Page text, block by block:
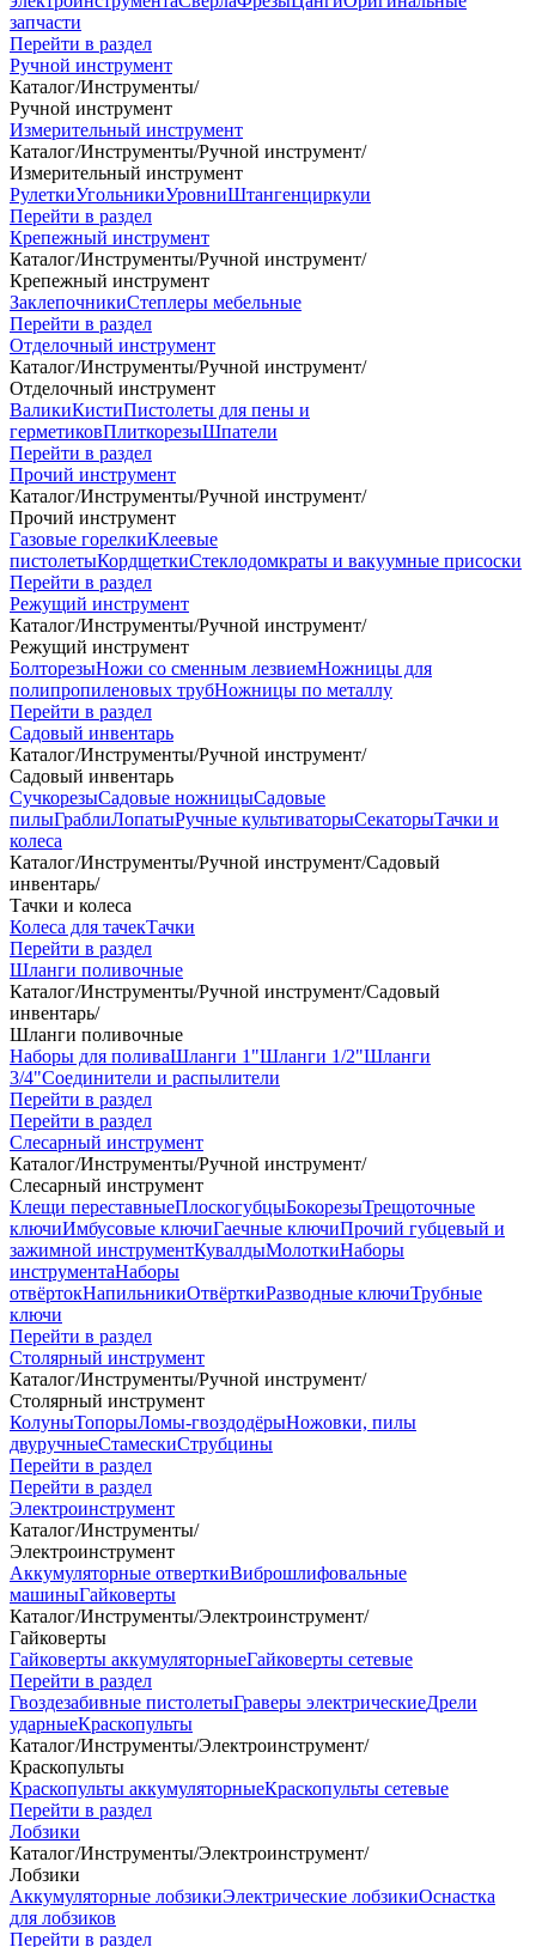
запчасти
Перейти в раздел
Ручной инструмент
Каталог/Инструменты/
Ручной инструмент
Измерительный инструмент
Каталог/Инструменты/Ручной инструмент/
Измерительный инструмент
РулеткиУгольникиУровниШтангенциркули
Перейти в раздел
Крепежный инструмент
Каталог/Инструменты/Ручной инструмент/
Крепежный инструмент
ЗаклепочникиСтеплеры мебельные
Перейти в раздел
Отделочный инструмент
Каталог/Инструменты/Ручной инструмент/
Отделочный инструмент
ВаликиКистиПистолеты для пены и
герметиковПлиткорезыШпатели
Перейти в раздел
Прочий инструмент
Каталог/Инструменты/Ручной инструмент/
Прочий инструмент
Газовые горелкиКлеевые
пистолетыКордщеткиСтеклодомкраты и вакуумные присоски
Перейти в раздел
Режущий инструмент
Каталог/Инструменты/Ручной инструмент/
Режущий инструмент
БолторезыНожи со сменным лезвиемНожницы для
полипропиленовых трубНожницы по металлу
Перейти в раздел
Садовый инвентарь
Каталог/Инструменты/Ручной инструмент/
Садовый инвентарь
СучкорезыСадовые ножницыСадовые
пилыГраблиЛопатыРучные культиваторыСекаторыТачки и
колеса
Каталог/Инструменты/Ручной инструмент/Садовый
инвентарь/
Тачки и колеса
Колеса для тачекТачки
Перейти в раздел
Шланги поливочные
Каталог/Инструменты/Ручной инструмент/Садовый
инвентарь/
Шланги поливочные
Наборы для поливаШланги 1"Шланги 1/2"Шланги
3/4"Соединители и распылители
Перейти в раздел
Перейти в раздел
Слесарный инструмент
Каталог/Инструменты/Ручной инструмент/
Слесарный инструмент
Клещи переставныеПлоскогубцыБокорезыТрещоточные
ключиИмбусовые ключиГаечные ключиПрочий губцевый и
зажимной инструментКувалдыМолоткиНаборы
инструментаНаборы
отвёртокНапильникиОтвёрткиРазводные ключиТрубные
ключи
Перейти в раздел
Столярный инструмент
Каталог/Инструменты/Ручной инструмент/
Столярный инструмент
КолуныТопорыЛомы-гвоздодёрыНожовки, пилы
двуручныеСтамескиСтрубцины
Перейти в раздел
Перейти в раздел
Электроинструмент
Каталог/Инструменты/
Электроинструмент
Аккумуляторные отверткиВиброшлифовальные
машиныГайковерты
Каталог/Инструменты/Электроинструмент/
Гайковерты
Гайковерты аккумуляторныеГайковерты сетевые
Перейти в раздел
Гвоздезабивные пистолетыГраверы электрическиеДрели
ударныеКраскопульты
Каталог/Инструменты/Электроинструмент/
Краскопульты
Краскопульты аккумуляторныеКраскопульты сетевые
Перейти в раздел
Лобзики
Каталог/Инструменты/Электроинструмент/
Лобзики
Аккумуляторные лобзикиЭлектрические лобзикиОснастка
для лобзиков
Перейти в раздел